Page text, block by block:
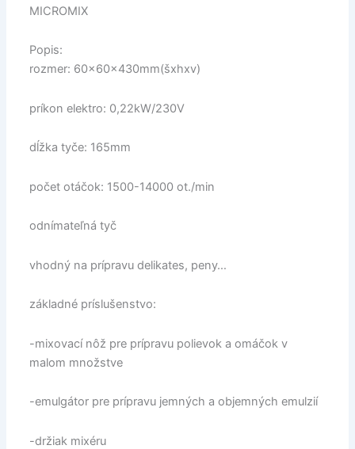
MICROMIX
Popis:
rozmer: 60x60x430mm(šxhxv)
príkon elektro: 0,22kW/230V
dĺžka tyče: 165mm
počet otáčok: 1500-14000 ot./min
odnímateľná tyč
vhodný na prípravu delikates, peny…
základné príslušenstvo:
-mixovací nôž pre prípravu polievok a omáčok v
malom množstve
-emulgátor pre prípravu jemných a objemných emulzií
-držiak mixéru